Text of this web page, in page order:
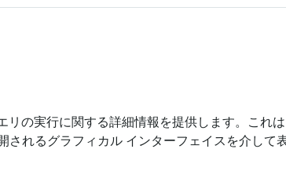
リの実行に関する詳細情報を提供します。これ
されるグラフィカル インターフェイスを介して